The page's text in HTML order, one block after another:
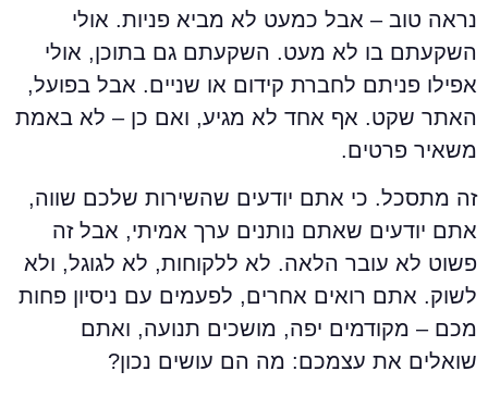
נראה טוב – אבל כמעט לא מביא פניות. אולי
השקעתם בו לא מעט. השקעתם גם בתוכן, אולי
אפילו פניתם לחברת קידום או שניים. אבל בפועל,
האתר שקט. אף אחד לא מגיע, ואם כן – לא באמת
משאיר פרטים.
זה מתסכל. כי אתם יודעים שהשירות שלכם שווה,
אתם יודעים שאתם נותנים ערך אמיתי, אבל זה
פשוט לא עובר הלאה. לא ללקוחות, לא לגוגל, ולא
לשוק. אתם רואים אחרים, לפעמים עם ניסיון פחות
מכם – מקודמים יפה, מושכים תנועה, ואתם
שואלים את עצמכם: מה הם עושים נכון?